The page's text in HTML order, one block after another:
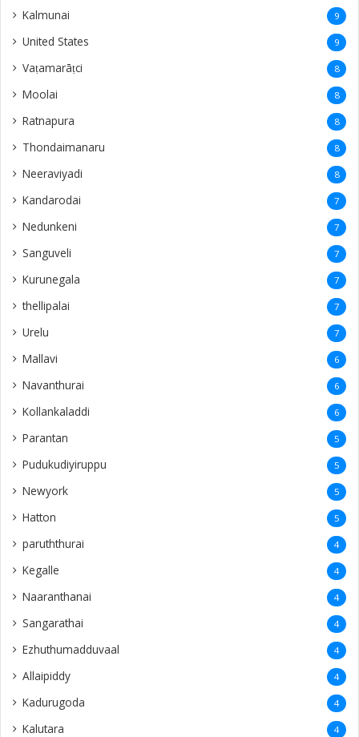
Kalmunai 9
United States 9
Vaṭamarāṭci 8
Moolai 8
Ratnapura 8
Thondaimanaru 8
Neeraviyadi 8
Kandarodai 7
Nedunkeni 7
Sanguveli 7
Kurunegala 7
thellipalai 7
Urelu 7
Mallavi 6
Navanthurai 6
Kollankaladdi 6
Parantan 5
Pudukudiyiruppu 5
Newyork 5
Hatton 5
paruththurai 4
Kegalle 4
Naaranthanai 4
Sangarathai 4
Ezhuthumadduvaal 4
Allaipiddy 4
Kadurugoda 4
Kalutara 4